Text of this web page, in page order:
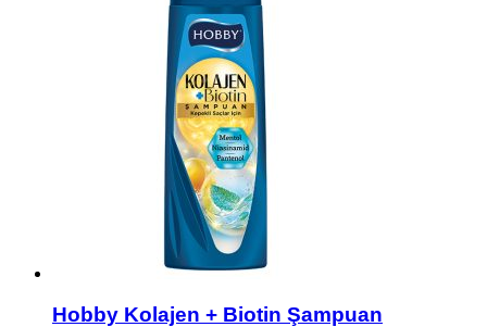
Hobby Kolajen + Biotin Şampuan